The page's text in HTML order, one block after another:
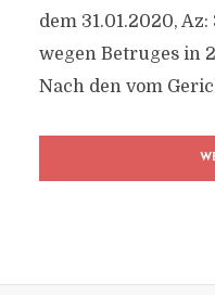
dem 31.01.2020, Az:
wegen Betruges in
Nach den vom